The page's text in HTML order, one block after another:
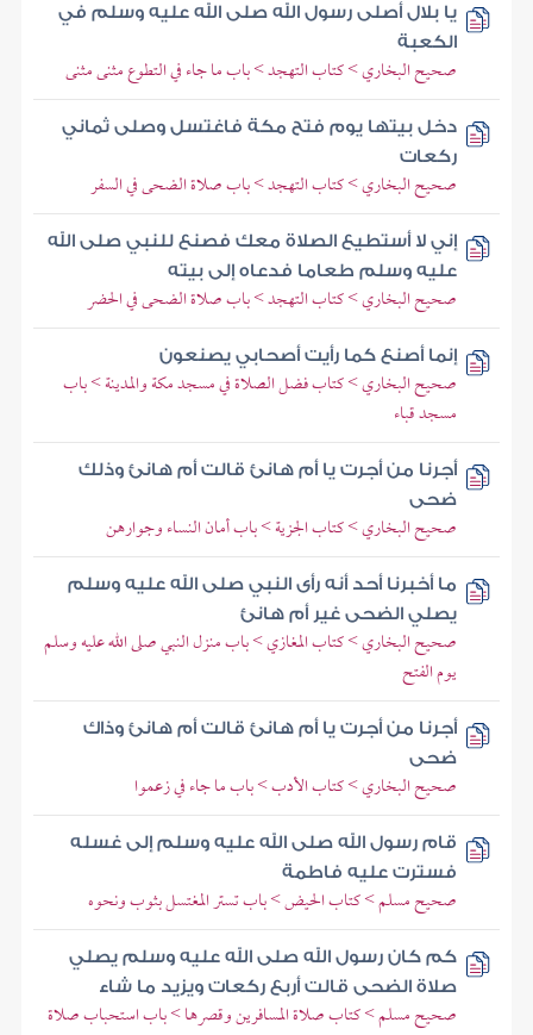
يا بلال أصلى رسول الله صلى الله عليه وسلم في
الكعبة
صحيح البخاري > كتاب التهجد > باب ما جاء في التطوع مثنى مثنى
دخل بيتها يوم فتح مكة فاغتسل وصلى ثماني
ركعات
صحيح البخاري > كتاب التهجد > باب صلاة الضحى في السفر
إني لا أستطيع الصلاة معك فصنع للنبي صلى الله
عليه وسلم طعاما فدعاه إلى بيته
صحيح البخاري > كتاب التهجد > باب صلاة الضحى في الحضر
إنما أصنع كما رأيت أصحابي يصنعون
صحيح البخاري > كتاب فضل الصلاة في مسجد مكة والمدينة > باب
مسجد قباء
أجرنا من أجرت يا أم هانئ قالت أم هانئ وذلك
ضحى
صحيح البخاري > كتاب الجزية > باب أمان النساء وجوارهن
ما أخبرنا أحد أنه رأى النبي صلى الله عليه وسلم
يصلي الضحى غير أم هانئ
صحيح البخاري > كتاب المغازي > باب منزل النبي صلى الله عليه وسلم
يوم الفتح
أجرنا من أجرت يا أم هانئ قالت أم هانئ وذاك
ضحى
صحيح البخاري > كتاب الأدب > باب ما جاء في زعموا
قام رسول الله صلى الله عليه وسلم إلى غسله
فسترت عليه فاطمة
صحيح مسلم > كتاب الحيض > باب تستر المغتسل بثوب ونحوه
كم كان رسول الله صلى الله عليه وسلم يصلي
صلاة الضحى قالت أربع ركعات ويزيد ما شاء
صحيح مسلم > كتاب صلاة المسافرين وقصرها > باب استحباب صلاة